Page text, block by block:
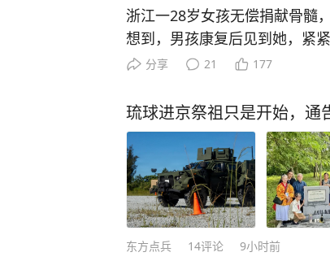
我们只有牢记初心，才能不断进步。 最值得一提的是，在这部《晚熟的
莫言将自己多年来遭受质疑的
影，还是用他擅长的写法，让
作者之间的距离，引发了读者的情感共鸣。 就连诺贝尔文
言是一个会讲故事的人。”但
幻现实的手法，丰富的想象力
作家。 莫言的文字犹如一壶好茶，一杯咖啡，需要你放下尘世的俗世，在一个静谧的
午后，细细端详，好好品味，
而且，这本好书现在价格也不
得者的人生智慧，从而更好地解决
浙江一28岁女孩无偿捐献骨髓
想到，男孩康复后见到她，紧
长大后一定要保护你！” 浙江杭州富阳有个姑娘，28岁那年突
的一份血样，与一名15岁白血病男孩
菲，1989年出生，2009年，
细胞捐献，顺手留下血样加入中华骨髓库。
到，茫茫人海中，这份血样有
望。 2017年5月2日，浙江省造血干细胞捐献者资料库管理中
心联系上她，电话那头告诉她
抗争。 许艾菲只考虑了一天，就告诉父母：自己愿意捐，她后
分享 21 177
琉球进京祭祖只是开始，通
东方点兵 14评论 9小时前